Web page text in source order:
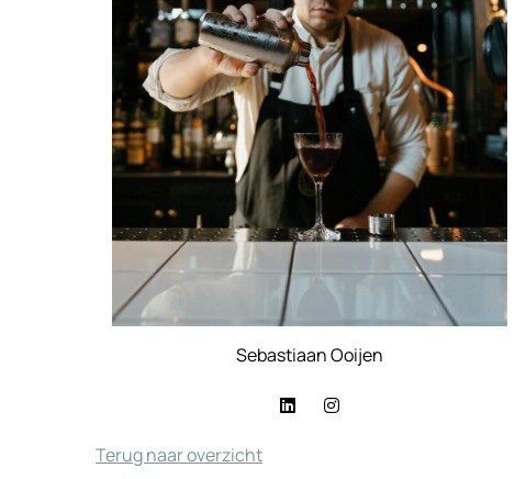
Sebastiaan Ooijen
Terug naar overzicht